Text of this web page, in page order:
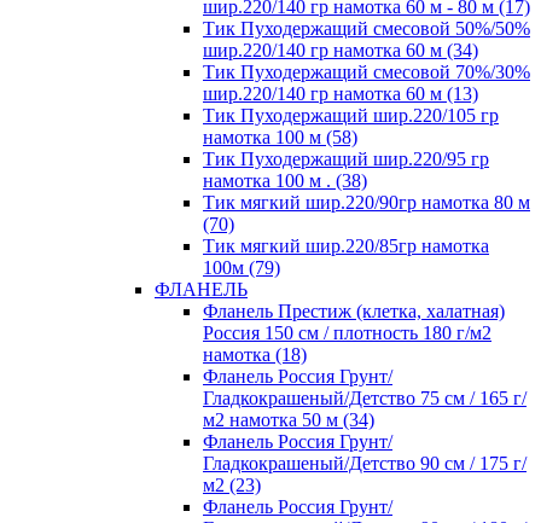
шир.220/140 гр намотка 60 м - 80 м (17)
Тик Пуходержащий смесовой 50%/50%
шир.220/140 гр намотка 60 м (34)
Тик Пуходержащий смесовой 70%/30%
шир.220/140 гр намотка 60 м (13)
Тик Пуходержащий шир.220/105 гр
намотка 100 м (58)
Тик Пуходержащий шир.220/95 гр
намотка 100 м . (38)
Тик мягкий шир.220/90гр намотка 80 м
(70)
Тик мягкий шир.220/85гр намотка
100м (79)
ФЛАНЕЛЬ
Фланель Престиж (клетка, халатная)
Россия 150 см / плотность 180 г/м2
намотка (18)
Фланель Россия Грунт/
Гладкокрашеный/Детство 75 см / 165 г/
м2 намотка 50 м (34)
Фланель Россия Грунт/
Гладкокрашеный/Детство 90 см / 175 г/
м2 (23)
Фланель Россия Грунт/